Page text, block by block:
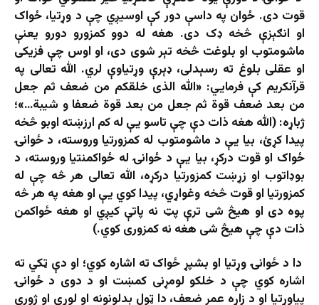
قوت دی. ځوان په داسې دور کې اوسیږي چې د وړتیا، ځواک
او انګېزې څخه ډک دی. هغه له دوو کمزورو دورو یعنې
ماشومتوب او بلوغت څخه تېر شوی دی، او اوس چې فزیکی
او عقلی بلوغ ته رسېدلی، ډېرې وړتیاوې لري. الله تعالی په
قرآنکریم کې فرمایي: «الله الذی خلقکم من ضعف ثم جعل
من بعد ضعف قوة ثم جعل من بعد قوة ضعفا و شیبة…»؛
ژباړه: (الله هغه ذات دې چې تاسو یې له کم ارزښته اوبو څخه
پیدا کړئ، بیا یې د ماشومتوب له کمزورتیا وروسته، د ځوانۍ
ځواک او قوت درکړ، بیا یې د ځوانۍ له ځواکمنتیا وروسته، د
بوډاتوب او زړښت کمزورتیا درکړه، الله تعالی هر څه چې له
کمزورتیا او قوت څخه وغواړي، پیدا کوي یې او هغه په ​​هر څه
پوه دی او هیڅ شی ترې پټ نه پاتې کیږي او هغه ځواکمن
ذات دې چې هیڅ شی هغه نه کمزوری کوي.)
دا د ځوانۍ وړتیا او بشپړ ځواک ته اشاره کوي؛ او دې ټکي ته
اشاره کوي چې د خلکو لومړنی کمښت او د دوی د ځوانۍ
پیاوړتیا او د زاړه عمر ضعف، دا ټول بدلونونه او لوړې او ژورې